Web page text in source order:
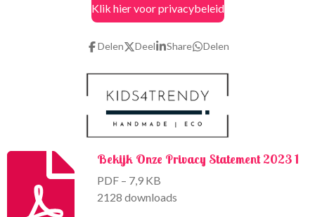
e
b
o
t
a
r
Klik hier voor privacybeleid
Delen Deel Share Delen
Bekijk Onze Privacy Statement 2023 1
PDF – 7,9 KB
2128 downloads